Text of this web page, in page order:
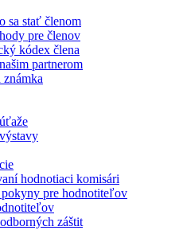
sa stať členom
pre členov
kódex člena
partnerom
známka
hodnotiaci komisári
pokyny pre hodnotiteľov
záštit